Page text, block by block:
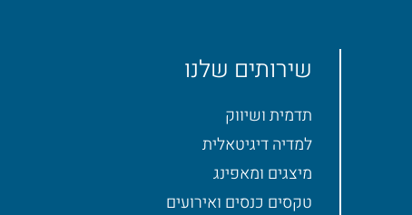
שירותים שלנו
תדמית ושיווק
למדיה דיגיטאלית
מיצגים ומאפינג
טקסים כנסים ואירועים